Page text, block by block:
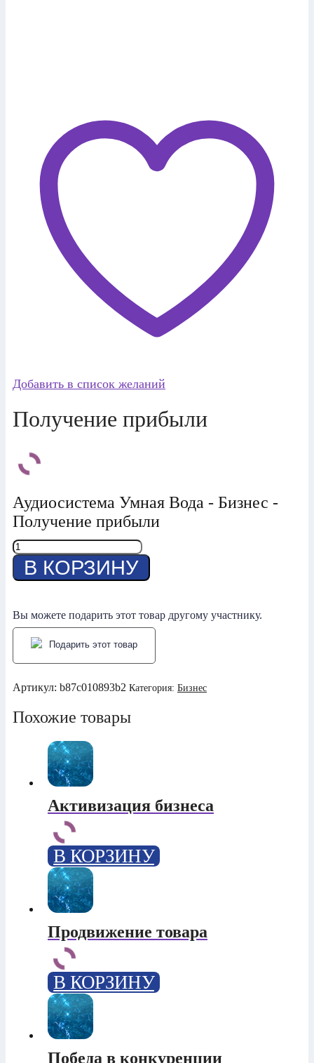
Добавить в список желаний
Получение прибыли
Аудиосистема Умная Вода - Бизнес -
Получение прибыли
Количество
товара
Получение
прибыли
В КОРЗИНУ
Вы можете подарить этот товар другому участнику.
Подарить этот товар
Артикул: b87c010893b2 Категория: Бизнес
Похожие товары
Активизация бизнеса
В КОРЗИНУ
Продвижение товара
В КОРЗИНУ
Победа в конкуренции